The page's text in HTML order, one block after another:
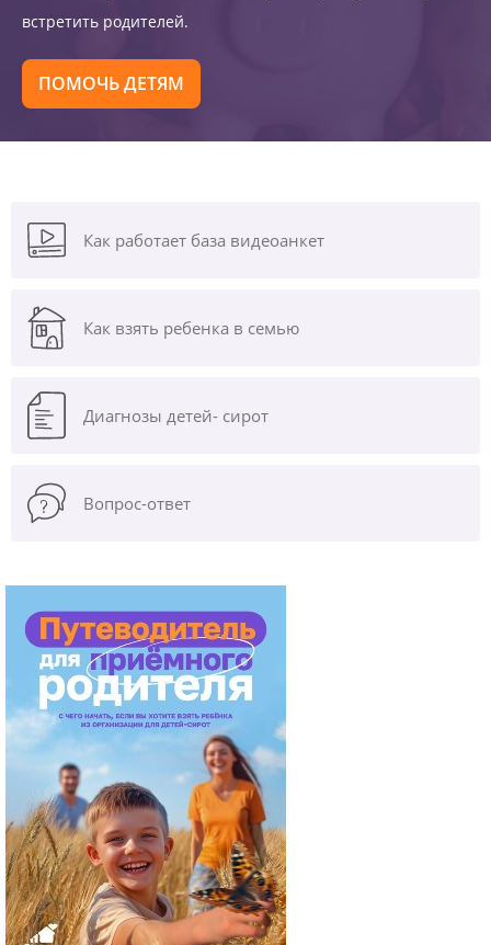
встретить родителей.
ПОМОЧЬ ДЕТЯМ
Как работает база видеоанкет
Как взять ребенка в семью
Диагнозы детей- сирот
Вопрос-ответ